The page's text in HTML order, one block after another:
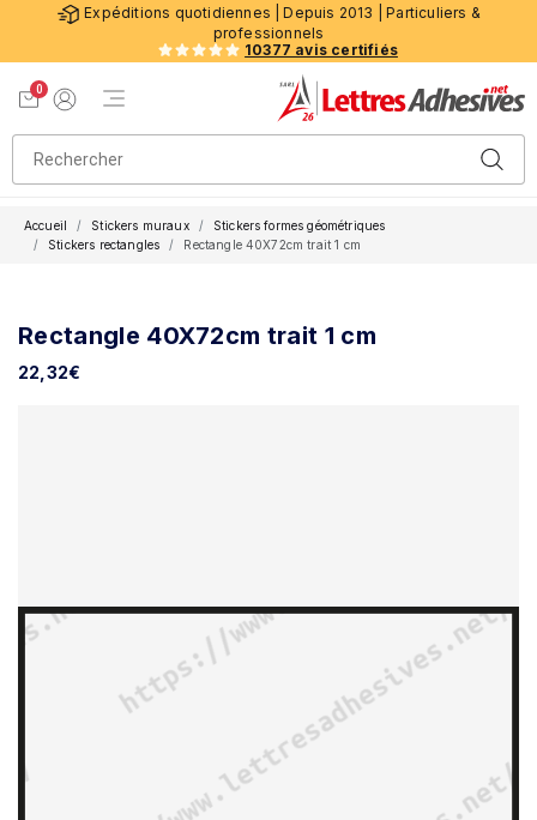
Expéditions quotidiennes | Depuis 2013 | Particuliers &
professionnels
10377 avis certifiés
0
Menu de navigation
Accueil Stickers muraux
Stickers formes géométriques
Stickers rectangles
Rectangle 40X72cm trait 1 cm
Rectangle 40X72cm trait 1 cm
22,32€